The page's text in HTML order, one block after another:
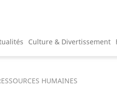
Culture & Divertissement
HUMAINES